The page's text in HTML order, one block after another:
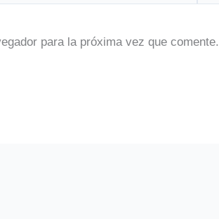
para la próxima vez que comente.